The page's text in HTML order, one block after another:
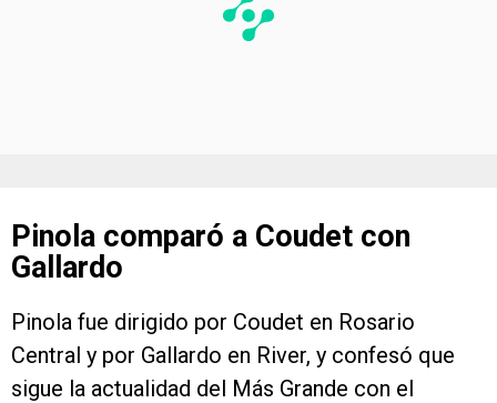
Pinola comparó a Coudet con
Gallardo
Pinola fue dirigido por Coudet en Rosario
Central y por Gallardo en River, y confesó que
sigue la actualidad del Más Grande con el